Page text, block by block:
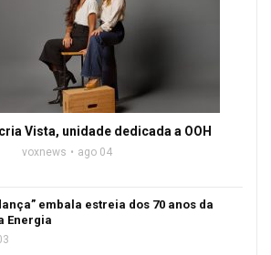
Vista, unidade dedicada a OOH
voxnews ago 04
embala estreia dos 70 anos da
Energia